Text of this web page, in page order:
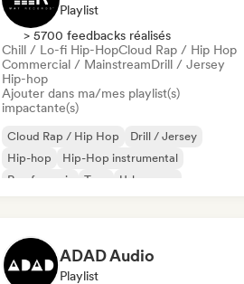
Playlist
> 5700 feedbacks réalisés
Chill / Lo-fi Hip-HopCloud Rap / Hip Hop
Commercial / MainstreamDrill / Jersey
Hip-hop
Ajouter dans ma/mes playlist(s)
impactante(s)
Cloud Rap / Hip Hop
Drill / Jersey
Hip-hop
Hip-Hop instrumental
Rap francais
Trap
Urban pop
ADAD Audio
Playlist